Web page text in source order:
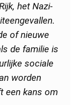
het Nazi-
of nieuwe
de familie is
sociale
worden
een kans om